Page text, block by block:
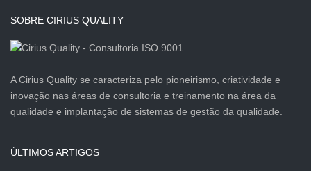
SOBRE CIRIUS QUALITY
A Cirius Quality se caracteriza pelo pioneirismo, criatividade e
inovação nas áreas de consultoria e treinamento na área da
qualidade e implantação de sistemas de gestão da qualidade.
ÚLTIMOS ARTIGOS